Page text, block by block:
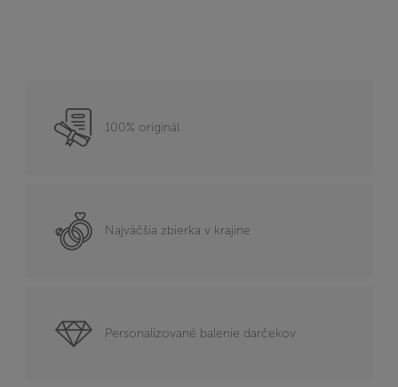
100% originál
Najväčšia zbierka v krajine
Personalizované balenie darčekov